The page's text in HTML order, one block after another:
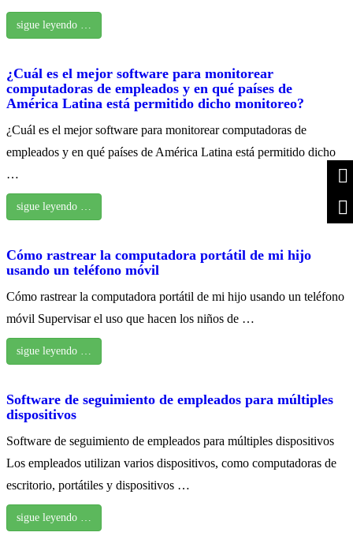
sigue leyendo …
¿Cuál es el mejor software para monitorear
computadoras de empleados y en qué países de
América Latina está permitido dicho monitoreo?
¿Cuál es el mejor software para monitorear computadoras de
empleados y en qué países de América Latina está permitido dicho
…
sigue leyendo …
Cómo rastrear la computadora portátil de mi hijo
usando un teléfono móvil
Cómo rastrear la computadora portátil de mi hijo usando un teléfono
móvil Supervisar el uso que hacen los niños de …
sigue leyendo …
Software de seguimiento de empleados para múltiples
dispositivos
Software de seguimiento de empleados para múltiples dispositivos
Los empleados utilizan varios dispositivos, como computadoras de
escritorio, portátiles y dispositivos …
sigue leyendo …